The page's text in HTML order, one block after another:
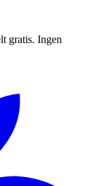
gratis. Ingen